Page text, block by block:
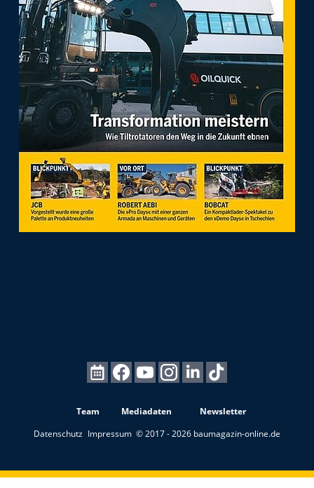
Team Mediadaten
Newsletter
Datenschutz Impressum © 2017 - 2026 baumagazin-online.de